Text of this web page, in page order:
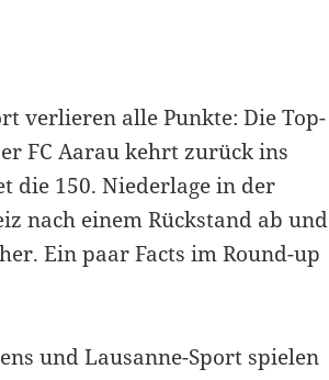
verlieren alle Punkte: Die Top-
FC Aarau kehrt zurück ins
die 150. Niederlage in der
nach einem Rückstand ab und
Ein paar Facts im Round-up
und Lausanne-Sport spielen